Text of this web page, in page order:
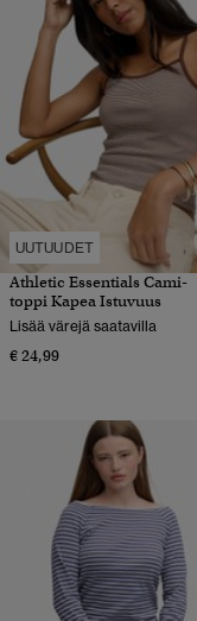
UUTUUDET
Athletic Essentials Cami-
toppi Kapea Istuvuus
Lisää värejä saatavilla
€ 24,99